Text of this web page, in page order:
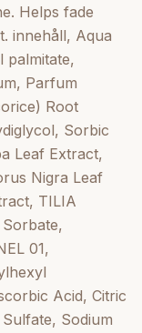
Helps fade
innehåll, Aqua
palmitate,
Parfum
Root
Sorbic
Leaf Extract,
Nigra Leaf
TILIA
Sorbate,
01,
Acid, Citric
Sodium